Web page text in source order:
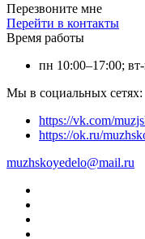
Перезвоните мне
Перейти в контакты
Время работы
пн 10:00–17:00;
Мы в социальных сетях:
https://vk.com/
https://ok.ru/
muzhskoyedelo@mail.ru